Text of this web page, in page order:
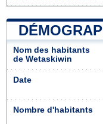
Nom des habitants
de Wetaskiwin
Date
Nombre d'habitants